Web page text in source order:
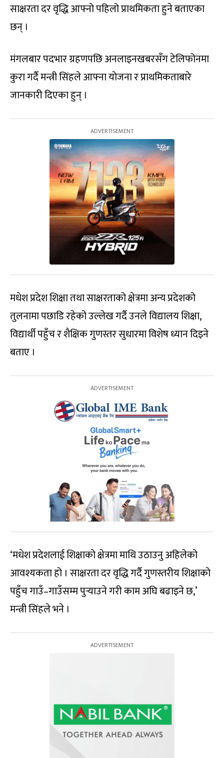
साक्षरता दर वृद्धि आफ्नो पहिलो प्राथमिकता हुने बताएका
छन् ।
मंगलबार पदभार ग्रहणपछि अनलाइनखबरसँग टेलिफोनमा
कुरा गर्दै मन्त्री सिंहले आफ्ना योजना र प्राथमिकताबारे
जानकारी दिएका हुन् ।
मधेश प्रदेश शिक्षा तथा साक्षरताको क्षेत्रमा अन्य प्रदेशको
तुलनामा पछाडि रहेको उल्लेख गर्दै उनले विद्यालय शिक्षा,
विद्यार्थी पहुँच र शैक्षिक गुणस्तर सुधारमा विशेष ध्यान दिइने
बताए ।
‘मधेश प्रदेशलाई शिक्षाको क्षेत्रमा माथि उठाउनु अहिलेको
आवश्यकता हो । साक्षरता दर वृद्धि गर्दै गुणस्तरीय शिक्षाको
पहुँच गाउँ–गाउँसम्म पुर्‍याउने गरी काम अघि बढाइने छ,’
मन्त्री सिंहले भने ।